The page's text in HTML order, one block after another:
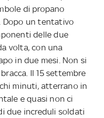
di propano
Dopo un tentativo
delle due
volta, con una
in due mesi. Non si
Il 15 settembre
minuti, atterrano in
e quasi non ci
due increduli soldati